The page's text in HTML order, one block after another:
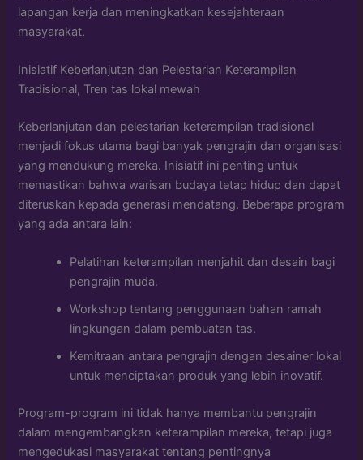
lapangan kerja dan meningkatkan kesejahteraan
masyarakat.
Inisiatif Keberlanjutan dan Pelestarian Keterampilan
Tradisional, Tren tas lokal mewah
Keberlanjutan dan pelestarian keterampilan tradisional
menjadi fokus utama bagi banyak pengrajin dan organisasi
yang mendukung mereka. Inisiatif ini penting untuk
memastikan bahwa warisan budaya tetap hidup dan dapat
diteruskan kepada generasi mendatang. Beberapa program
yang ada antara lain:
Pelatihan keterampilan menjahit dan desain bagi
pengrajin muda.
Workshop tentang penggunaan bahan ramah
lingkungan dalam pembuatan tas.
Kemitraan antara pengrajin dengan desainer lokal
untuk menciptakan produk yang lebih inovatif.
Program-program ini tidak hanya membantu pengrajin
dalam mengembangkan keterampilan mereka, tetapi juga
mengedukasi masyarakat tentang pentingnya